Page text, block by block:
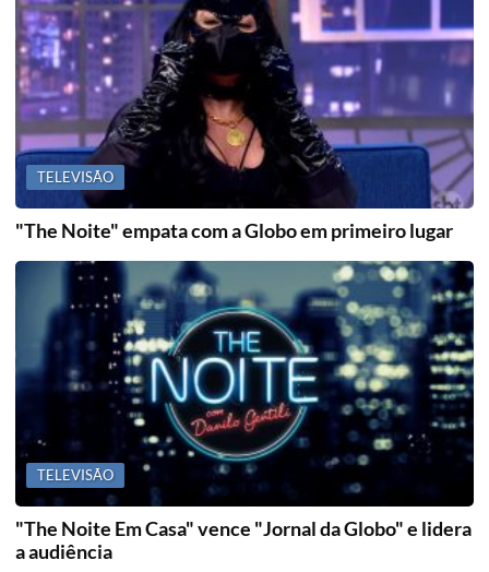
TELEVISÃO
"The Noite" empata com a Globo em primeiro lugar
TELEVISÃO
"The Noite Em Casa" vence "Jornal da Globo" e lidera
a audiência